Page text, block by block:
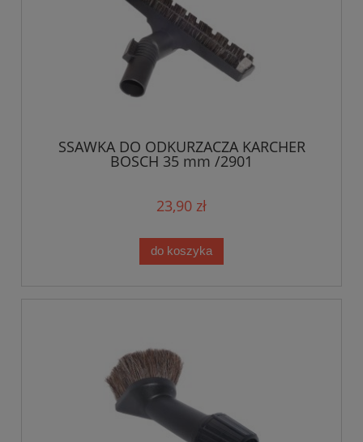
SSAWKA DO ODKURZACZA KARCHER
BOSCH 35 mm /2901
23,90 zł
do koszyka